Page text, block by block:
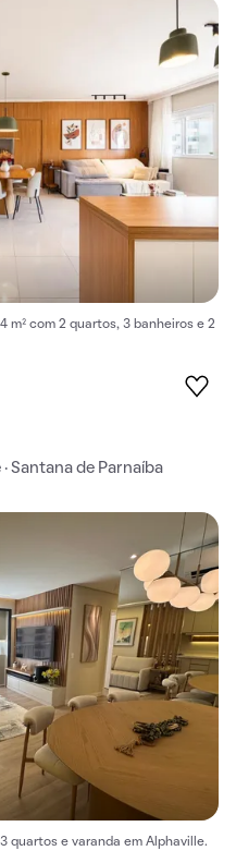
m² com 2 quartos, 3 banheiros e 2
Santana de Parnaíba
quartos e varanda em Alphaville.